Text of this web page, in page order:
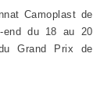
Camoplast de
end du 18 au 20
Grand Prix de